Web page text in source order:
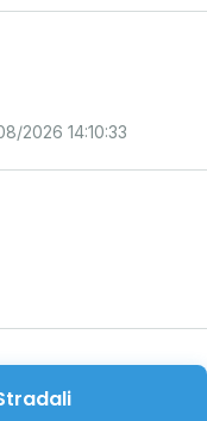
2026 14:10:33